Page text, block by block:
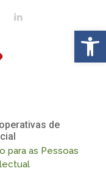
de
para as Pessoas